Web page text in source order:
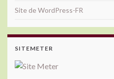
Site de WordPress-FR
SITEMETER